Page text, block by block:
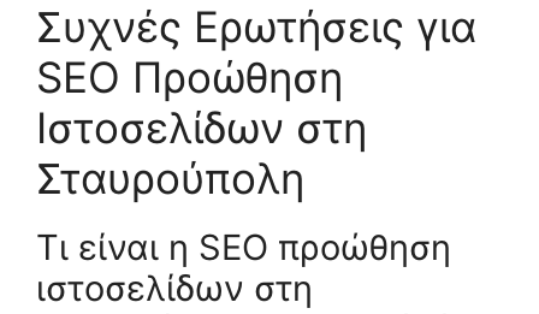
Συχνές Ερωτήσεις για
SEO Προώθηση
Ιστοσελίδων στη
Σταυρούπολη
Τι είναι η SEO προώθηση
ιστοσελίδων στη